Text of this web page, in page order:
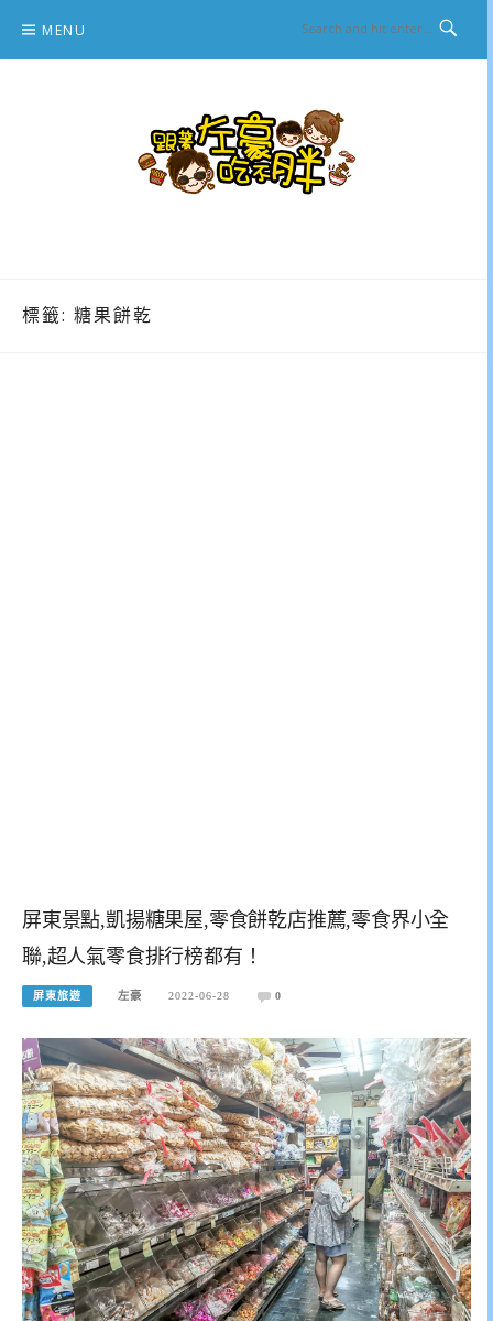
content
MENU
標籤: 糖果餅乾
屏東景點,凱揚糖果屋,零食餅乾店推薦,零食界小全
聯,超人氣零食排行榜都有！
屏東旅遊 左豪 2022-06-28 0